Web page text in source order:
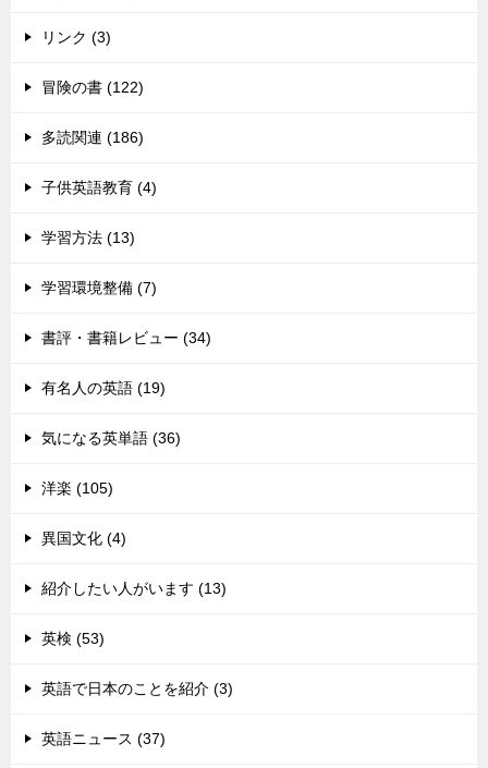
リンク (3)
冒険の書 (122)
多読関連 (186)
子供英語教育 (4)
学習方法 (13)
学習環境整備 (7)
書評・書籍レビュー (34)
有名人の英語 (19)
気になる英単語 (36)
洋楽 (105)
異国文化 (4)
紹介したい人がいます (13)
英検 (53)
英語で日本のことを紹介 (3)
英語ニュース (37)